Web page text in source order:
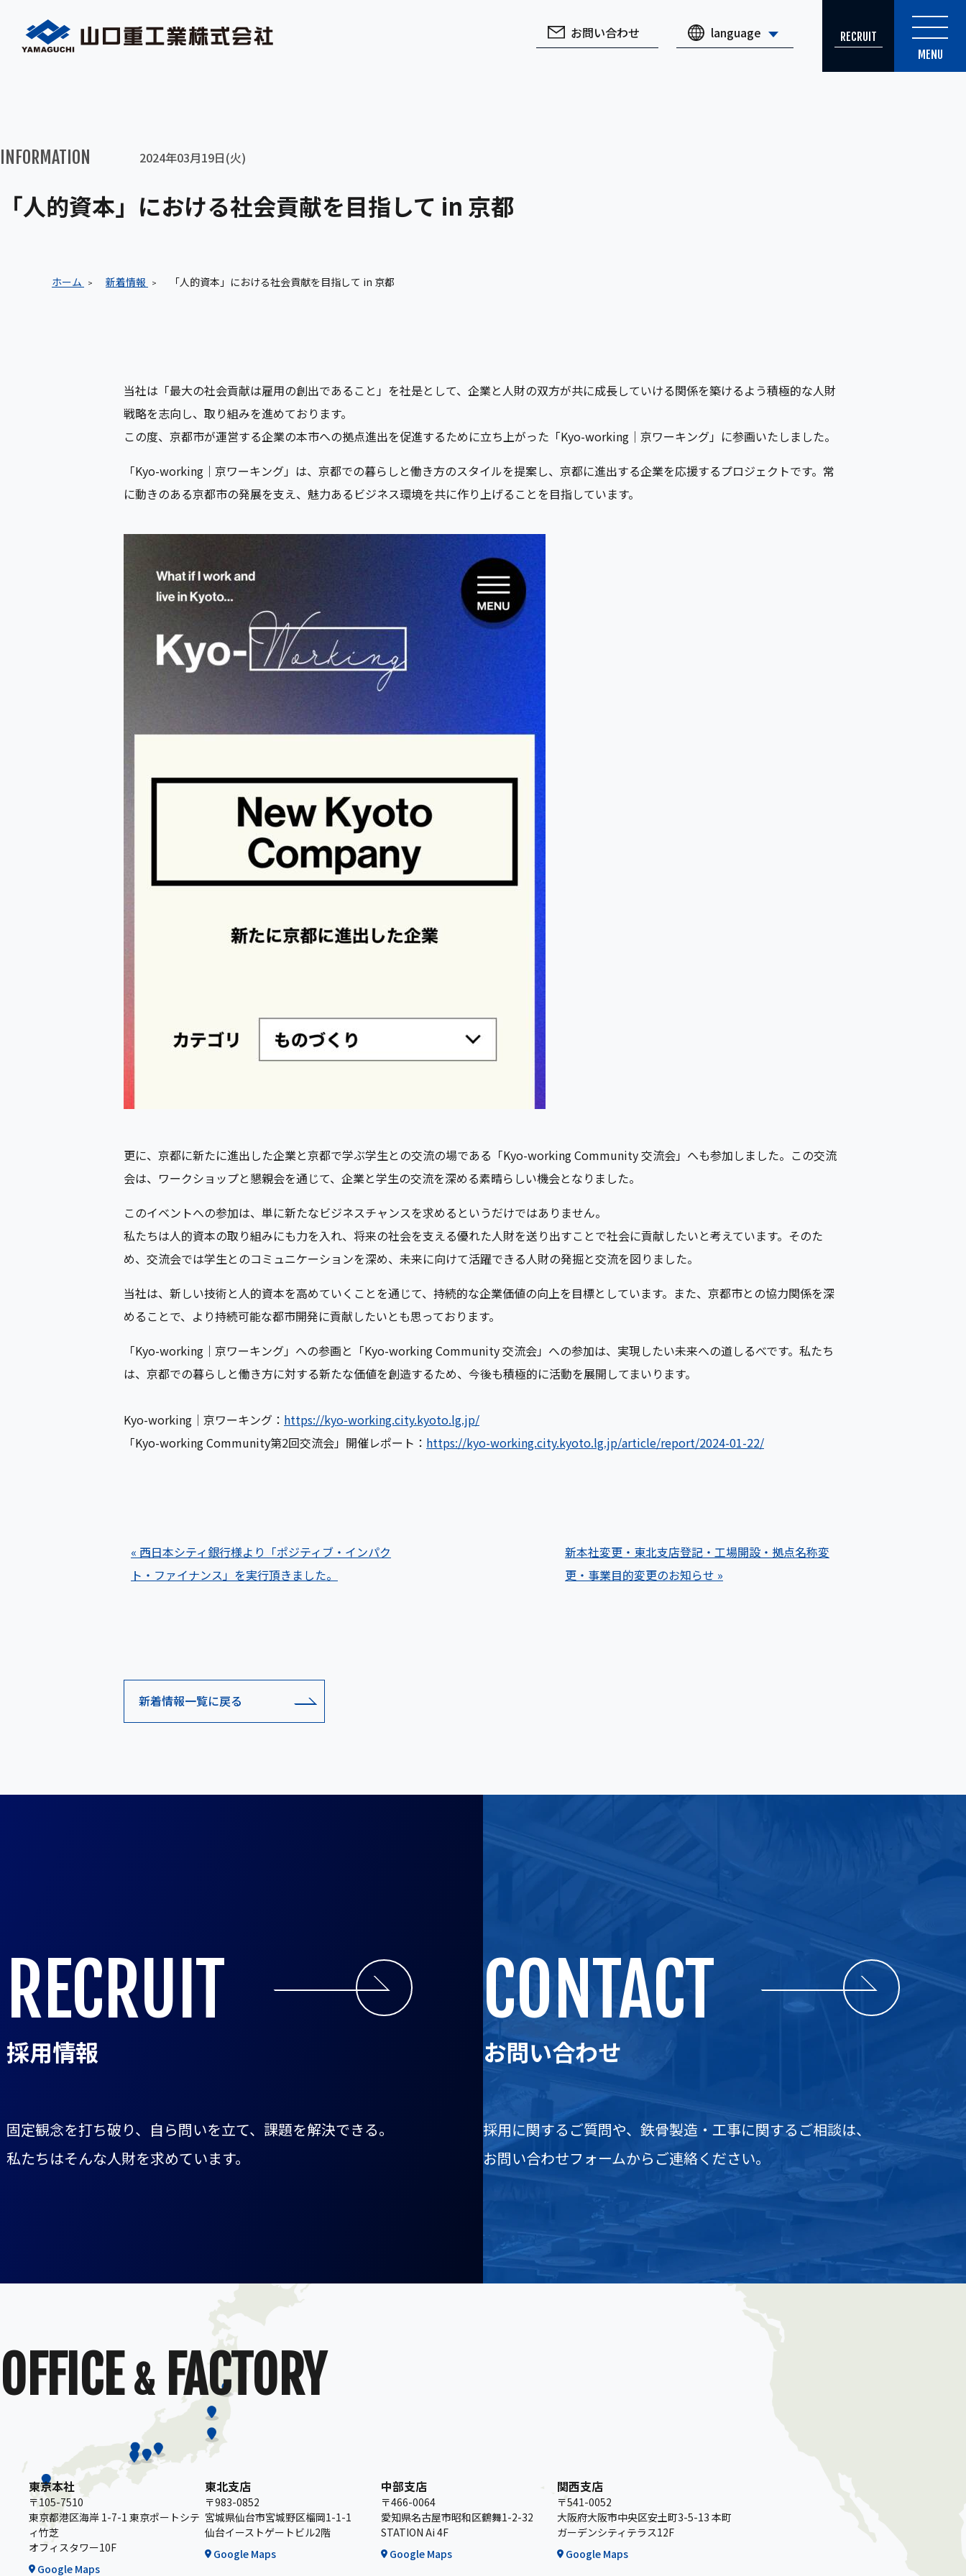
お問い合わせ language
RECRUIT
MENU
INFORMATION 2024年03月19日(火)
「人的資本」における社会貢献を目指して in 京都
ホーム 新着情報 「人的資本」における社会貢献を目指して in 京都
当社は「最大の社会貢献は雇用の創出であること」を社是として、企業と人財の双方が共に成長していける関係を築けるよう積極的な人財
戦略を志向し、取り組みを進めております。
この度、京都市が運営する企業の本市への拠点進出を促進するために立ち上がった「Kyo-working｜京ワーキング」に参画いたしました。
「Kyo-working｜京ワーキング」は、京都での暮らしと働き方のスタイルを提案し、京都に進出する企業を応援するプロジェクトです。常
に動きのある京都市の発展を支え、魅力あるビジネス環境を共に作り上げることを目指しています。
更に、京都に新たに進出した企業と京都で学ぶ学生との交流の場である「Kyo-working Community 交流会」へも参加しました。この交流
会は、ワークショップと懇親会を通じて、企業と学生の交流を深める素晴らしい機会となりました。
このイベントへの参加は、単に新たなビジネスチャンスを求めるというだけではありません。
私たちは人的資本の取り組みにも力を入れ、将来の社会を支える優れた人財を送り出すことで社会に貢献したいと考えています。そのた
め、交流会では学生とのコミュニケーションを深め、未来に向けて活躍できる人財の発掘と交流を図りました。
当社は、新しい技術と人的資本を高めていくことを通じて、持続的な企業価値の向上を目標としています。また、京都市との協力関係を深
めることで、より持続可能な都市開発に貢献したいとも思っております。
「Kyo-working｜京ワーキング」への参画と「Kyo-working Community 交流会」への参加は、実現したい未来への道しるべです。私たち
は、京都での暮らしと働き方に対する新たな価値を創造するため、今後も積極的に活動を展開してまいります。
Kyo-working｜京ワーキング： https://kyo-working.city.kyoto.lg.jp/
「Kyo-working Community第2回交流会」開催レポート： https://kyo-working.city.kyoto.lg.jp/article/report/2024-01-22/
« 西日本シティ銀行様より「ポジティブ・インパク
ト・ファイナンス」を実行頂きました。
新本社変更・東北支店登記・工場開設・拠点名称変
更・事業目的変更のお知らせ »
新着情報一覧に戻る
RECRUIT
採用情報
固定観念を打ち破り、自ら問いを立て、課題を解決できる。
私たちはそんな人財を求めています。
CONTACT
お問い合わせ
採用に関するご質問や、鉄骨製造・工事に関するご相談は、
お問い合わせフォームからご連絡ください。
OFFICE &FACTORY
東京本社
〒105-7510
東京都港区海岸 1-7-1 東京ポートシテ
ィ竹芝
オフィスタワー10F
Google Maps
東北支店
〒983-0852
宮城県仙台市宮城野区榴岡1-1-1
仙台イーストゲートビル2階
Google Maps
中部支店
〒466-0064
愛知県名古屋市昭和区鶴舞1-2-32
STATION Ai 4F
Google Maps
関西支店
〒541-0052
大阪府大阪市中央区安土町3-5-13 本町
ガーデンシティテラス12F
Google Maps